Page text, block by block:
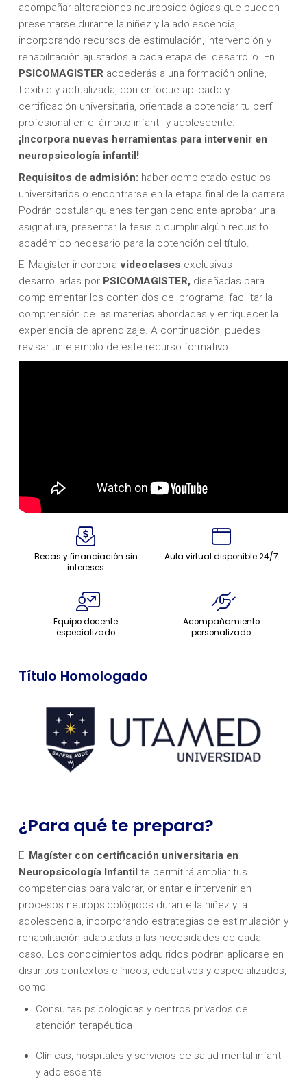
acompañar alteraciones neuropsicológicas que pueden
presentarse durante la niñez y la adolescencia,
incorporando recursos de estimulación, intervención y
rehabilitación ajustados a cada etapa del desarrollo. En
PSICOMAGISTERaccederás a una formación online,
flexible y actualizada, con enfoque aplicado y
certificación universitaria, orientada a potenciar tu perfil
profesional en el ámbito infantil y adolescente.
¡Incorpora nuevas herramientas para intervenir en
neuropsicología infantil!
Requisitos de admisión: haber completado estudios
universitarios o encontrarse en la etapa final de la carrera.
Podrán postular quienes tengan pendiente aprobar una
asignatura, presentar la tesis o cumplir algún requisito
académico necesario para la obtención del título.
El Magíster incorpora videoclases exclusivas
desarrolladas por PSICOMAGISTER,diseñadas para
complementar los contenidos del programa, facilitar la
comprensión de las materias abordadas y enriquecer la
experiencia de aprendizaje. A continuación, puedes
revisar un ejemplo de este recurso formativo:
Becas y financiación sin
intereses
Aula virtual disponible 24/7
Equipo docente
especializado
Acompañamiento
personalizado
Título Homologado
¿Para qué te prepara?
El Magíster con certificación universitaria en
Neuropsicología Infantilte permitirá ampliar tus
competencias para valorar, orientar e intervenir en
procesos neuropsicológicos durante la niñez y la
adolescencia, incorporando estrategias de estimulación y
rehabilitación adaptadas a las necesidades de cada
caso. Los conocimientos adquiridos podrán aplicarse en
distintos contextos clínicos, educativos y especializados,
como:
Consultas psicológicas y centros privados de
atención terapéutica
Clínicas, hospitales y servicios de salud mental infantil
y adolescente